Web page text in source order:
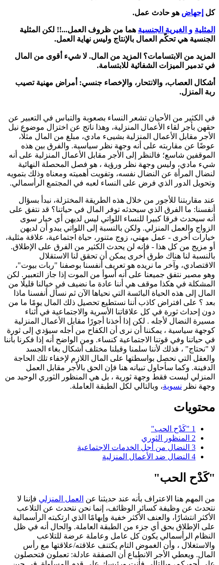
كل إجهاض هو حادث عمل.
المثلية و الغيرية الجنسية هما من ظروف العمل...!! لكن المثلية
الجنسية هي تحكّم العمال بالإنتاج وليس نهاية العمل.
المزيد من الابتسامات؟ المزيد من المال. لا شيء أقوى من المال
في تدمير الميزات الشفائية للابتسامة.
أشكال العصاب، والانتحار، والإخصاء جنسي: أمراض مهنية تصيب
ربة المنزل.
في الكثير من الأحيان تشعر النساء بصعوبة والتباس في التعبير عن
حقهن بأجر لقاء الأعمال المنزلية، وهذا ناتج عن اختزال موضوع نيل
الأجر مقابل الأعمال المنزلية بشيىء مادي، مبلغ من المال مثلًا،
عوضًا عن مقاربته على أنه وجهة نظر سياسية. والفرق بين هذه
الموقفين شاسع؛ فالنظر إلى الأجر مقابل الأعمال المنزلية على أنه
شيء مادي، وليس وجهة نظر ورؤية ، هو فصل المحصلة النهائية
لنضال المرأة عن النضال نفسه، وتفويت أهميته ومعناه وذلك بتمويه
وتحويل الدور الذي فرض على النساء لعبه في المجتمع الرأسمالي.
عند مقاربتنا للأجور من خلال هذه الطريقة المختزلة، نبدأ بسؤال
أنفسنا: ما الفرق الذي سيحدثه توفر المال في حياتنا؟ قد نتفق على
أنه سيحدث فرقا كبيرا للنساء اللواتي ليس لديهن أي خيار سوى
الزواج والعمل المنزلي. ولكن بالنسبة إلى اللواتي يبدو أن لديهن
خيارات أخرى - عمل مهني، زوج متنور، حياة اجتماعية، علاقة مثلية،
أو مزيج من كل هذا - فإنه لن يحدث الكثير من الفرق على الإطلاق.
بالنسبة لنا هناك طرق أخرى يمكن أن تحقق لنا الاستقلال
الاقتصادي، وآخر ما نريده هو تعريف أنفسنا بوصفنا "ربات بيوت"،
وهو مصير نتفق جميعنا على أنه أسوأ من الموت إذا جاز التعبير. لكن
المشكلة في هكذا موقف هي أننا عادة ما نضيف في خيالنا قليلًا من
المال إلى هذه الحياة البائسة التي نحياها الآن ثم نسأل أنفسنا ماذا
بعد ؟ على افتراض كاذب أننا نستطيع تحصيل ذلك المال يومًا ما من
دون إحداث ثورة في كل علاقاتنا الأسرية والاجتماعية في أثناء
مسيرة النضال لأجله . لكن إذا أخذنا أجورًا مقابل الأعمال المنزلية
كوجهة سياسية ، يمكننا أن نرى أن الكفاح من أجله سيؤدي إلى ثورة
في حياتنا وفي قوتنا الاجتماعية كنساء. ومن الواضح أنه إذا فكرنا بأننا
لا "نحتاج" ، فذلك لأننا سلمنا وقبلنا مختلف أشكال بغاء الجسد
والعقل التي نحصل بواسطتها على المال اللازم لإخفاء تلك الحاجة
الدفينة. وكما سأحاول تبيانه هنا فإن الحق بالأجر مقابل العمل
المنزلي ليست فقط وجهة ثورية ، بل هي المنظور الثوري الوحيد من
وجهة نظر نسوية، وبالتالي لكل الطبقة العاملة.
محتويات
1 "كَدْح الحب"
2 المنظور الثوري
3 النضال من أجل الخدمات الاجتماعية
4 النضال ضد الأعمال المنزلية
"كَدْح الحب"
من المهم هنا الاعتراف بأنه عند حديثنا عن العمل المنزلي فإننا لا
نتحدث عن وظيفة كسائر الوظائف، إنما نحن نتحدث عن التلاعب
الأكثر انتشارًا، والعنف الأكثر خفية وإبهامًا الذي ارتكبته الرأسمالية
على الإطلاق بحق أي جزء من الطبقة العاملة. والحال أنه في ظل
النظام الرأسمالي يكون كل عامل وعاملة عرضة للتلاعب
والاستغلال ، وأن الغموض التام يكتنف علاقته/علاقتها مع رأس
المال. ويعطي الأجر الانطباع أن الصفقة عادلة: تعملون فتحصلون